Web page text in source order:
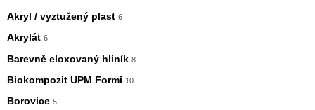
Akryl / vyztužený plast 6
Akrylát 6
Barevně eloxovaný hliník 8
Biokompozit UPM Formi 10
Borovice 5